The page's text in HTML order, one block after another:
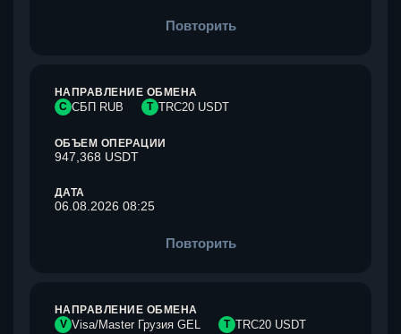
Повторить
НАПРАВЛЕНИЕ ОБМЕНА
С СБП RUB T TRC20 USDT
ОБЪЕМ ОПЕРАЦИИ
947,368 USDT
ДАТА
06.08.2026 08:25
Повторить
НАПРАВЛЕНИЕ ОБМЕНА
V Visa/Master Грузия GEL T TRC20 USDT